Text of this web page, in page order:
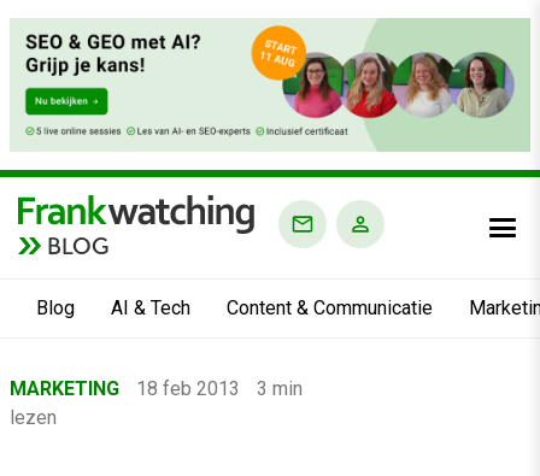
BLOG
Blog AI & Tech Content & Communicatie
›MARKETING 18 feb 2013
3 min
lezen